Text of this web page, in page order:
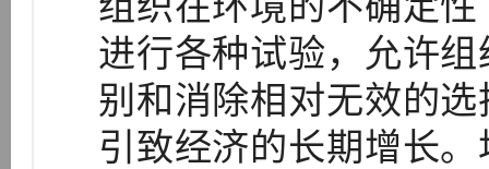
进行各种试验，允许
别和消除相对无效的
引致经济的长期增长